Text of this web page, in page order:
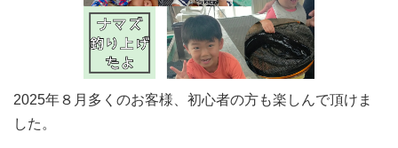
2025年８月多くのお客様、初心者の方も楽しんで頂けま
した。